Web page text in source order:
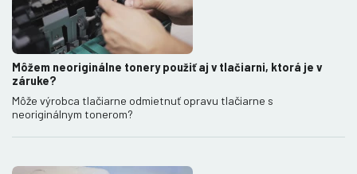
Môžem neoriginálne tonery použiť aj v tlačiarni, ktorá je v
záruke?
Môže výrobca tlačiarne odmietnuť opravu tlačiarne s
neoriginálnym tonerom?